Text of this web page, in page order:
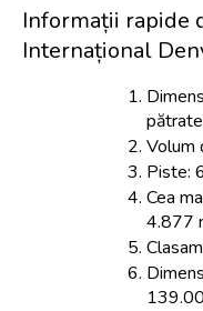
Informații rapide
Internațional
Volum
Piste:
Cea
4.877